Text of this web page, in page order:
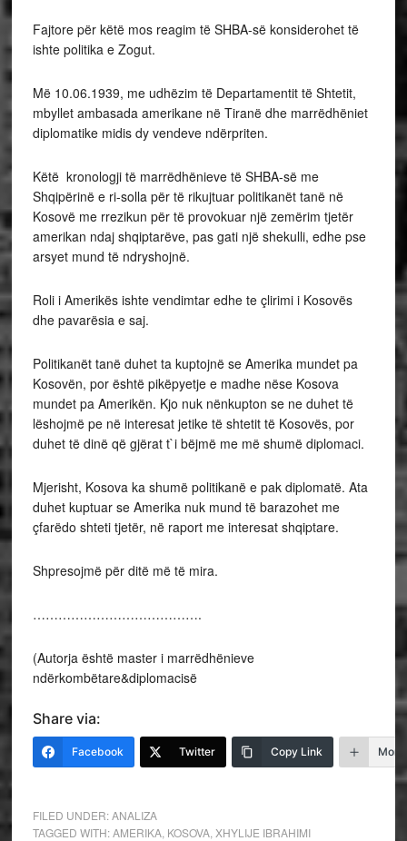
Fajtore për këtë mos reagim të SHBA-së konsiderohet të
ishte politika e Zogut.
Më 10.06.1939, me udhëzim të Departamentit të Shtetit,
mbyllet ambasada amerikane në Tiranë dhe marrëdhëniet
diplomatike midis dy vendeve ndërpriten.
Këtë kronologji të marrëdhënieve të SHBA-së me
Shqipërinë e ri-solla për të rikujtuar politikanët tanë në
Kosovë me rrezikun për të provokuar një zemërim tjetër
amerikan ndaj shqiptarëve, pas gati një shekulli, edhe pse
arsyet mund të ndryshojnë.
Roli i Amerikës ishte vendimtar edhe te çlirimi i Kosovës
dhe pavarësia e saj.
Politikanët tanë duhet ta kuptojnë se Amerika mundet pa
Kosovën, por është pikëpyetje e madhe nëse Kosova
mundet pa Amerikën. Kjo nuk nënkupton se ne duhet të
lëshojmë pe në interesat jetike të shtetit të Kosovës, por
duhet të dinë që gjërat t`i bëjmë me më shumë diplomaci.
Mjerisht, Kosova ka shumë politikanë e pak diplomatë. Ata
duhet kuptuar se Amerika nuk mund të barazohet me
çfarëdo shteti tjetër, në raport me interesat shqiptare.
Shpresojmë për ditë më të mira.
………………………………….
(Autorja është master i marrëdhënieve
ndërkombëtare&diplomacisë
Share via:
Facebook Twitter Copy Link More
FILED UNDER:ANALIZA
TAGGED WITH:AMERIKA, KOSOVA, XHYLIJE IBRAHIMI